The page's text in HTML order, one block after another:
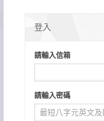
登入
請輸入信箱
請輸入密碼